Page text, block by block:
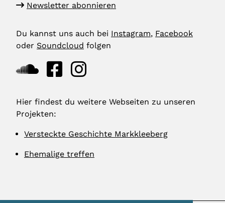
Newsletter abonnieren
Du kannst uns auch bei Instagram, Facebook
oder Soundcloud folgen
Hier findest du weitere Webseiten zu unseren
Projekten:
Versteckte Geschichte Markkleeberg
Ehemalige treffen